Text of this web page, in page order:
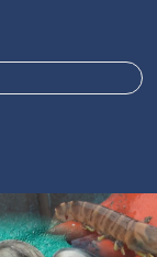
ナゴヤドームの
・・・。